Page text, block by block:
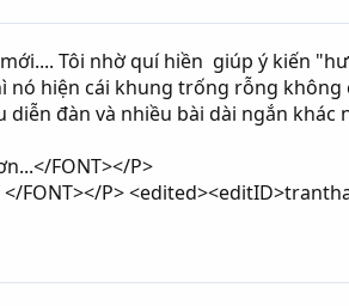
mới.... Tôi nhờ quí hiền giúp ý kiến
nó hiện cái khung trống rỗng không
diễn đàn và nhiều bài dài ngắn
FONT></P>
</FONT></P>